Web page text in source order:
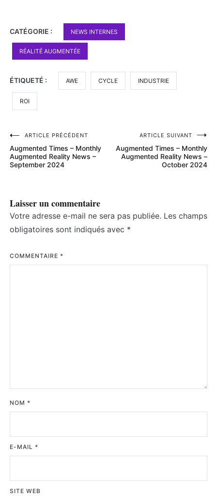
CATÉGORIE : NEWS INTERNES
RÉALITÉ AUGMENTÉE
ÉTIQUETÉ : AWE CYCLE INDUSTRIE
ROI
Navigation
de
l’article
ARTICLE PRÉCÉDENT
Augmented Times – Monthly
Augmented Reality News –
September 2024
ARTICLE SUIVANT
Augmented Times – Monthly
Augmented Reality News –
October 2024
Laisser un commentaire
Votre adresse e-mail ne sera pas publiée. Les champs
obligatoires sont indiqués avec *
COMMENTAIRE *
NOM *
E-MAIL *
SITE WEB